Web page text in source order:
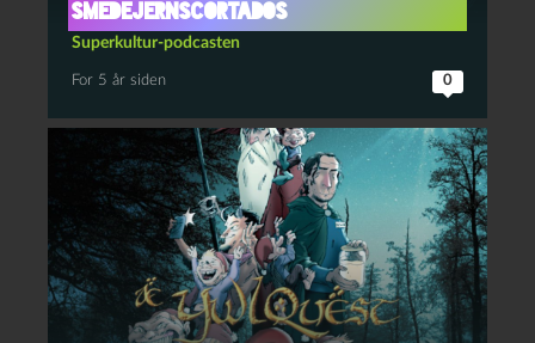
smedejernscortados
Superkultur-podcasten
For 5 år siden 0